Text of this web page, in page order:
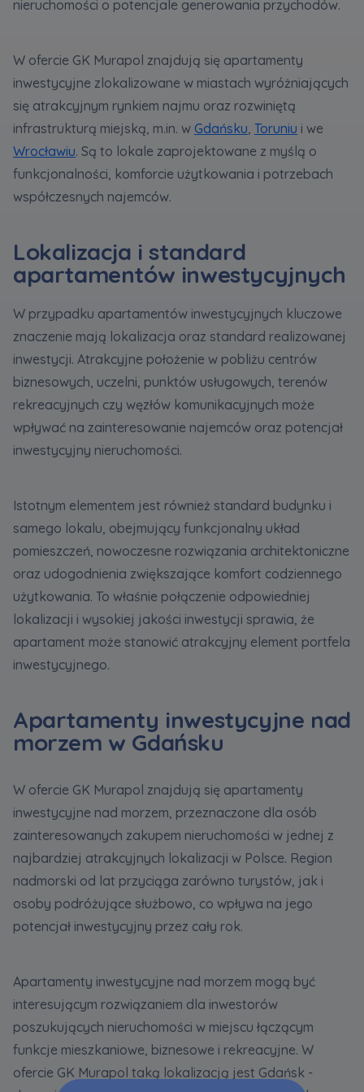
nieruchomości o potencjale generowania przychodów.
W ofercie GK Murapol znajdują się apartamenty
inwestycyjne zlokalizowane w miastach wyróżniających
się atrakcyjnym rynkiem najmu oraz rozwiniętą
infrastrukturą miejską, m.in. w Gdańsku Toruniu i we
Wrocławiu. Są to lokale zaprojektowane z myślą o
funkcjonalności, komforcie użytkowania i potrzebach
współczesnych najemców.
Lokalizacja i standard
apartamentów inwestycyjnych
W przypadku apartamentów inwestycyjnych kluczowe
znaczenie mają lokalizacja oraz standard realizowanej
inwestycji. Atrakcyjne położenie w pobliżu centrów
biznesowych, uczelni, punktów usługowych, terenów
rekreacyjnych czy węzłów komunikacyjnych może
wpływać na zainteresowanie najemców oraz potencjał
inwestycyjny nieruchomości.
Istotnym elementem jest również standard budynku i
samego lokalu, obejmujący funkcjonalny układ
pomieszczeń, nowoczesne rozwiązania architektoniczne
oraz udogodnienia zwiększające komfort codziennego
użytkowania. To właśnie połączenie odpowiedniej
lokalizacji i wysokiej jakości inwestycji sprawia, że
apartament może stanowić atrakcyjny element portfela
inwestycyjnego.
Apartamenty inwestycyjne nad
morzem w Gdańsku
W ofercie GK Murapol znajdują się apartamenty
inwestycyjne nad morzem, przeznaczone dla osób
zainteresowanych zakupem nieruchomości w jednej z
najbardziej atrakcyjnych lokalizacji w Polsce. Region
nadmorski od lat przyciąga zarówno turystów, jak i
osoby podróżujące służbowo, co wpływa na jego
potencjał inwestycyjny przez cały rok.
Apartamenty inwestycyjne nad morzem mogą być
interesującym rozwiązaniem dla inwestorów
poszukujących nieruchomości w miejscu łączącym
funkcje mieszkaniowe, biznesowe i rekreacyjne. W
ofercie GK Murapol taką lokalizacją jest Gdańsk -
pakietu akcji proszę wysyłać na
notyfikacje@murapol.pl
Skontaktuj się z nami